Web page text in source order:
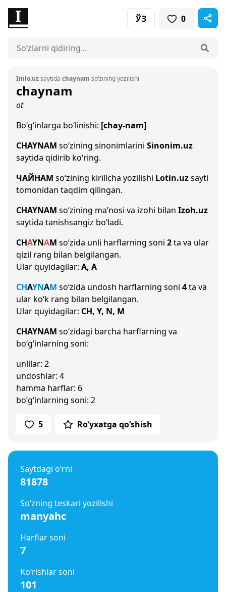
ЎЗ 0
Imlo.uzsaytida chaynam so‘zining yozilishi
chaynam
ot
Bo‘g‘inlarga bo‘linishi: [chay-nam]
CHAYNAM so‘zining sinonimlarini Sinonim.uz
saytida qidirib ko‘ring.
ЧАЙНАМ so‘zining kirillcha yozilishi Lotin.uzsayti
tomonidan taqdim qilingan.
CHAYNAM so‘zining ma’nosi va izohi bilan Izoh.uz
saytida tanishsangiz bo‘ladi.
CHAYNAM so‘zida unli harflarning soni 2ta va ular
qizil rang bilan belgilangan.
Ular quyidagilar: A, A
CHAYNAM so‘zida undosh harflarning soni 4ta va
ular ko‘k rang bilan belgilangan.
Ular quyidagilar: CH, Y, N, M
CHAYNAM so‘zidagi barcha harflarning va
bo‘g‘inlarning soni:
unlilar: 2
undoshlar: 4
hamma harflar: 6
bo‘g‘inlarning soni: 2
5 Ro‘yxatga qo‘shish
Saytdagi o‘rni
81878
So‘zning teskari yozilishi
manyahc
Harflar soni
7
Ko‘rishlar soni
101